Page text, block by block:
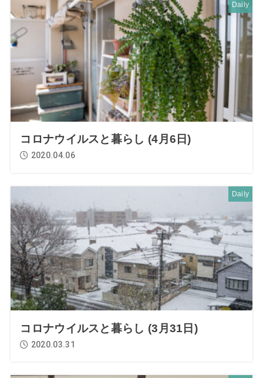
Daily
コロナウイルスと暮らし (4月6日)
2020.04.06
Daily
コロナウイルスと暮らし (3月31日)
2020.03.31